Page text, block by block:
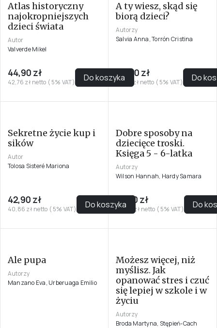
Atlas historyczny
najokropniejszych
dzieci świata
Autor
Valverde Mikel
44,90 zł
42,76 zł netto ( 5% VAT) Do koszyka
A ty wiesz, skąd się
biorą dzieci?
Autorzy
Salvia Anna, Torrón Cristina
44,90 zł
42,76 zł netto ( 5% VAT) Do
Sekretne życie kup i
sików
Autor
Tolosa Sisteré Mariona
42,90 zł
40,86 zł netto ( 5% VAT) Do koszyka
Dobre sposoby na
dziecięce troski.
Księga 5 - 6-latka
Autorzy
Wilson Hannah, Hardy Samara
39,90 zł
38,00 zł netto ( 5% VAT) Do
Ale pupa
Autorzy
Manzano Eva, Urberuaga Emilio
Możesz więcej, niż
myślisz. Jak
opanować stres i czuć
się lepiej w szkole i w
życiu
Autorzy
Broda Martyna, Stępień-Cach